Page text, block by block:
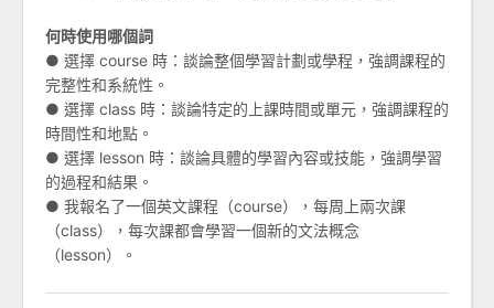
何時使用哪個詞
● 選擇 course 時：談論整個學習計劃或學程，強調課程的
完整性和系統性。
● 選擇 class 時：談論特定的上課時間或單元，強調課程的
時間性和地點。
● 選擇 lesson 時：談論具體的學習內容或技能，強調學習
的過程和結果。
● 我報名了一個英文課程（course），每周上兩次課
（class），每次課都會學習一個新的文法概念
（lesson）。